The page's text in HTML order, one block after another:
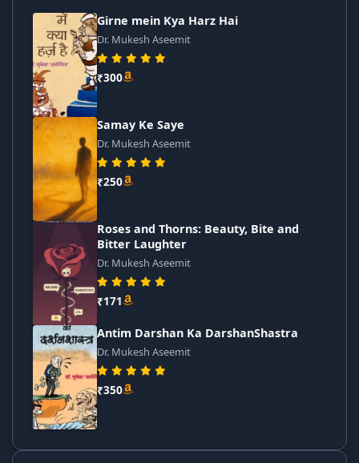
Girne mein Kya Harz Hai
Dr. Mukesh Aseemit
₹300
Samay Ke Saye
Dr. Mukesh Aseemit
₹250
Roses and Thorns: Beauty, Bite and
Bitter Laughter
Dr. Mukesh Aseemit
₹171
Antim Darshan Ka DarshanShastra
Dr. Mukesh Aseemit
₹350